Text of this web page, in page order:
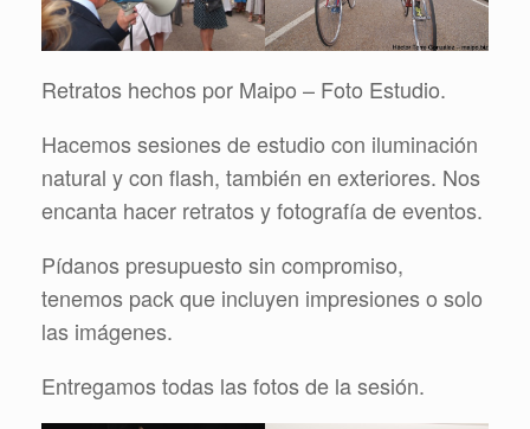
Retratos hechos por Maipo – Foto Estudio.
Hacemos sesiones de estudio con iluminación
natural y con flash, también en exteriores. Nos
encanta hacer retratos y fotografía de eventos.
Pídanos presupuesto sin compromiso,
tenemos pack que incluyen impresiones o solo
las imágenes.
Entregamos todas las fotos de la sesión.